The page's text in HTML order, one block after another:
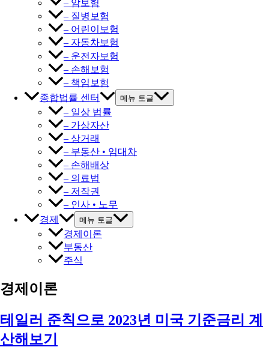
– 암보험
– 질병보험
– 어린이보험
– 자동차보험
– 운전자보험
– 손해보험
– 책임보험
종합법률 센터
메뉴 토글
– 일상 법률
– 가상자산
– 상거래
– 부동산 • 임대차
– 손해배상
– 의료법
– 저작권
– 인사 • 노무
경제
메뉴 토글
경제이론
부동산
주식
경제이론
테일러 준칙으로 2023년 미국 기준금리 계
산해보기